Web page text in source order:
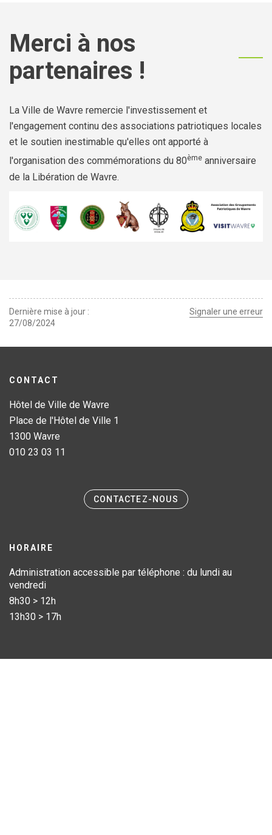
Merci à nos
partenaires !
La Ville de Wavre remercie l'investissement et
l'engagement continu des associations patriotiques locales
et le soutien inestimable qu'elles ont apporté à
l'organisation des commémorations du 80ème anniversaire
de la Libération de Wavre.
Dernière mise à jour
27/08/2024
Signaler une erreur
CONTACT
Hôtel de Ville de Wavre
Place de l'Hôtel de Ville 1
1300 Wavre
010 23 03 11
CONTACTEZ-NOUS
HORAIRE
Administration accessible par téléphone : du lundi au
vendredi
8h30 > 12h
13h30 > 17h